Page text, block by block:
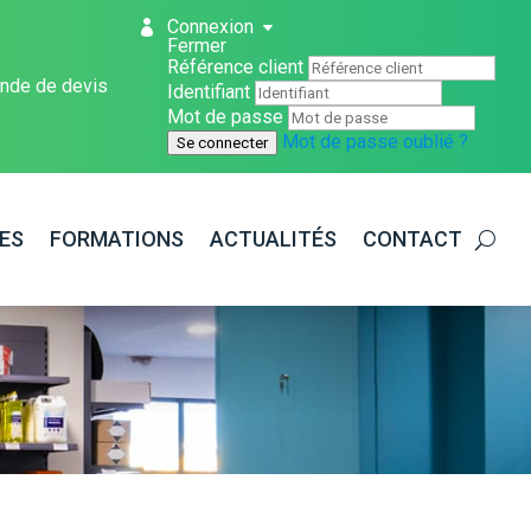
de devis
Connexion
Fermer
Référence client
Identifiant
Mot de passe
Se connecter Mot de passe oublié ?
FORMATIONS ACTUALITÉS CONTACT